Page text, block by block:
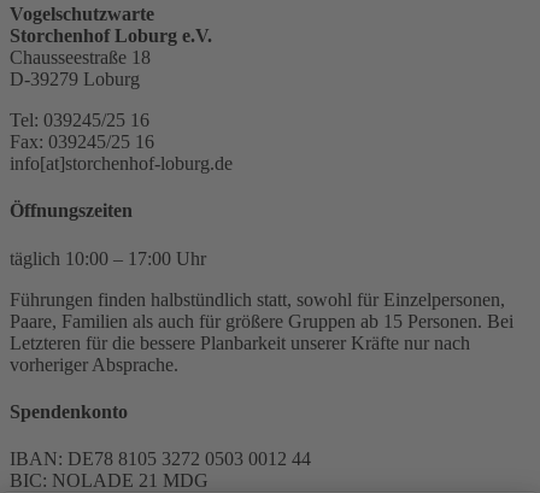
Vogelschutzwarte
Storchenhof Loburg e.V.
Chausseestraße 18
D-39279 Loburg
Tel: 039245/25 16
Fax: 039245/25 16
info[at]storchenhof-loburg.de
Öffnungszeiten
täglich 10:00 – 17:00 Uhr
Führungen finden halbstündlich statt, sowohl für Einzelpersonen,
Paare, Familien als auch für größere Gruppen ab 15 Personen. Bei
Letzteren für die bessere Planbarkeit unserer Kräfte nur nach
vorheriger Absprache.
Spendenkonto
IBAN: DE78 8105 3272 0503 0012 44
BIC: NOLADE 21 MDG